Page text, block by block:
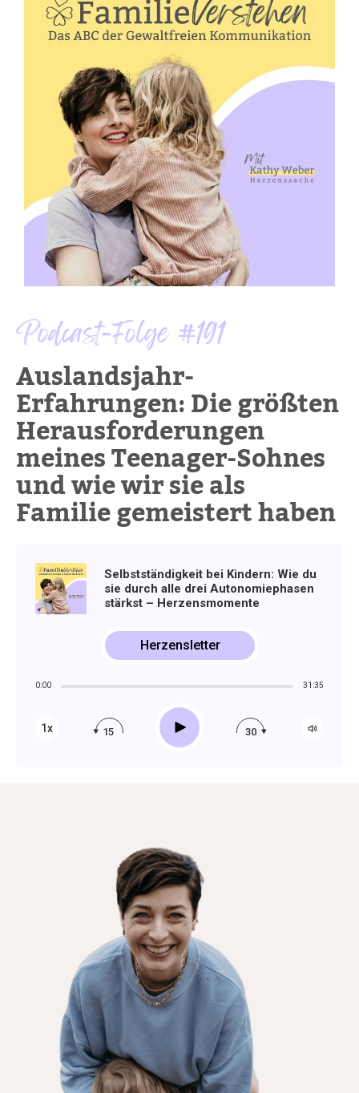
Podcast-Folge #191
Auslandsjahr-
Erfahrungen: Die größten
Herausforderungen
meines Teenager-Sohnes
und wie wir sie als
Familie gemeistert haben
Selbstständigkeit bei Kindern: Wie du
sie durch alle drei Autonomiephasen
stärkst – Herzensmomente
0:00 31:35
1x 15 Play 30
Herzensletter